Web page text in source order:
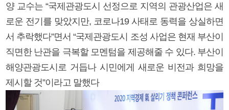
양 교수는 “국제관광도시 선정으로 지역의 관광산업은 새
로운 전기를 맞았지만, 코로나19 사태로 동력을 상실하면
서 추락했다”면서 “국제관광도시 조성 사업은 현재 부산이
직면한 난관을 극복할 모멘텀을 제공해줄 수 있다. 부산이
해양관광도시로 거듭나 시민에게 새로운 비전과 희망을
제시할 것”이라고 말했다